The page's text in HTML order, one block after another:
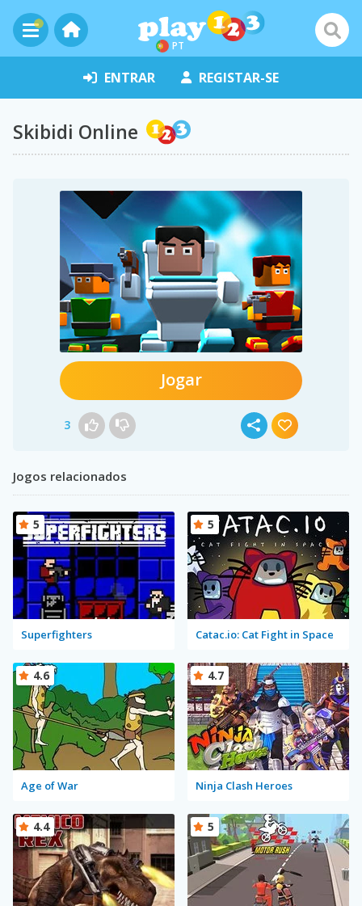
PT
ENTRAR REGISTAR-SE
Skibidi Online
Jogar
3
Jogos relacionados
Superfighters
5
Catac.io: Cat Fight in Space
5
Age of War
4.6
Ninja Clash Heroes
4.7
4.4 5